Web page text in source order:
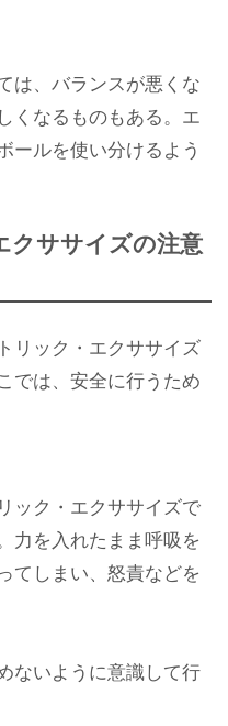
は、バランスが悪くな
くなるものもある。エ
ールを使い分けるよう
クササイズの注意
リック・エクササイズ
では、安全に行うため
ック・エクササイズで
力を入れたまま呼吸を
てしまい、怒責などを
ないように意識して行